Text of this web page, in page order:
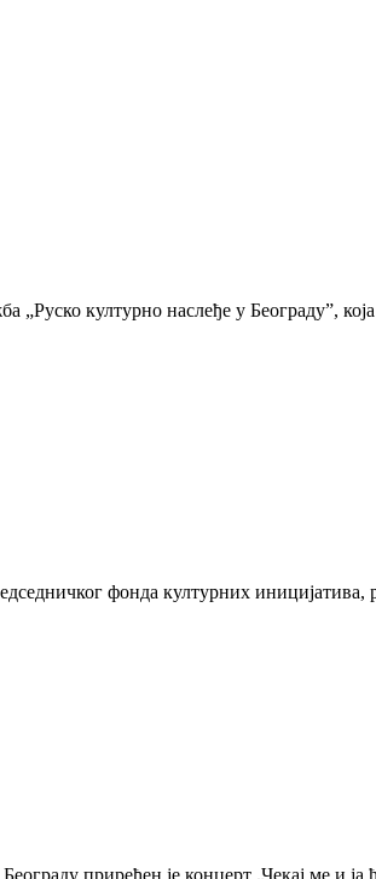
културно наслеђе у Београду”,
фонда културних иницијатива,
приређен је концерт „Чекај ме и